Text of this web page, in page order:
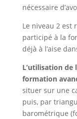
nécessaire
Le niveau 2 est
participé à la
déjà à l’aise
L’utilisation
formation
situer sur une
puis, par
barométrique